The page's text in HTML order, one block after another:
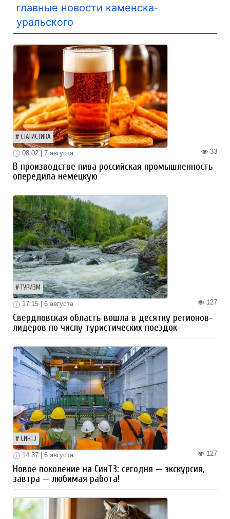
главные новости каменска-
уральского
СТАТИСТИКА
33
08:02 | 7 августа
В производстве пива российская промышленность
опередила немецкую
ТУРИЗМ
127
17:15 | 6 августа
Свердловская область вошла в десятку регионов-
лидеров по числу туристических поездок
СИНТЗ
127
14:37 | 6 августа
Новое поколение на СинТЗ: сегодня — экскурсия,
завтра — любимая работа!